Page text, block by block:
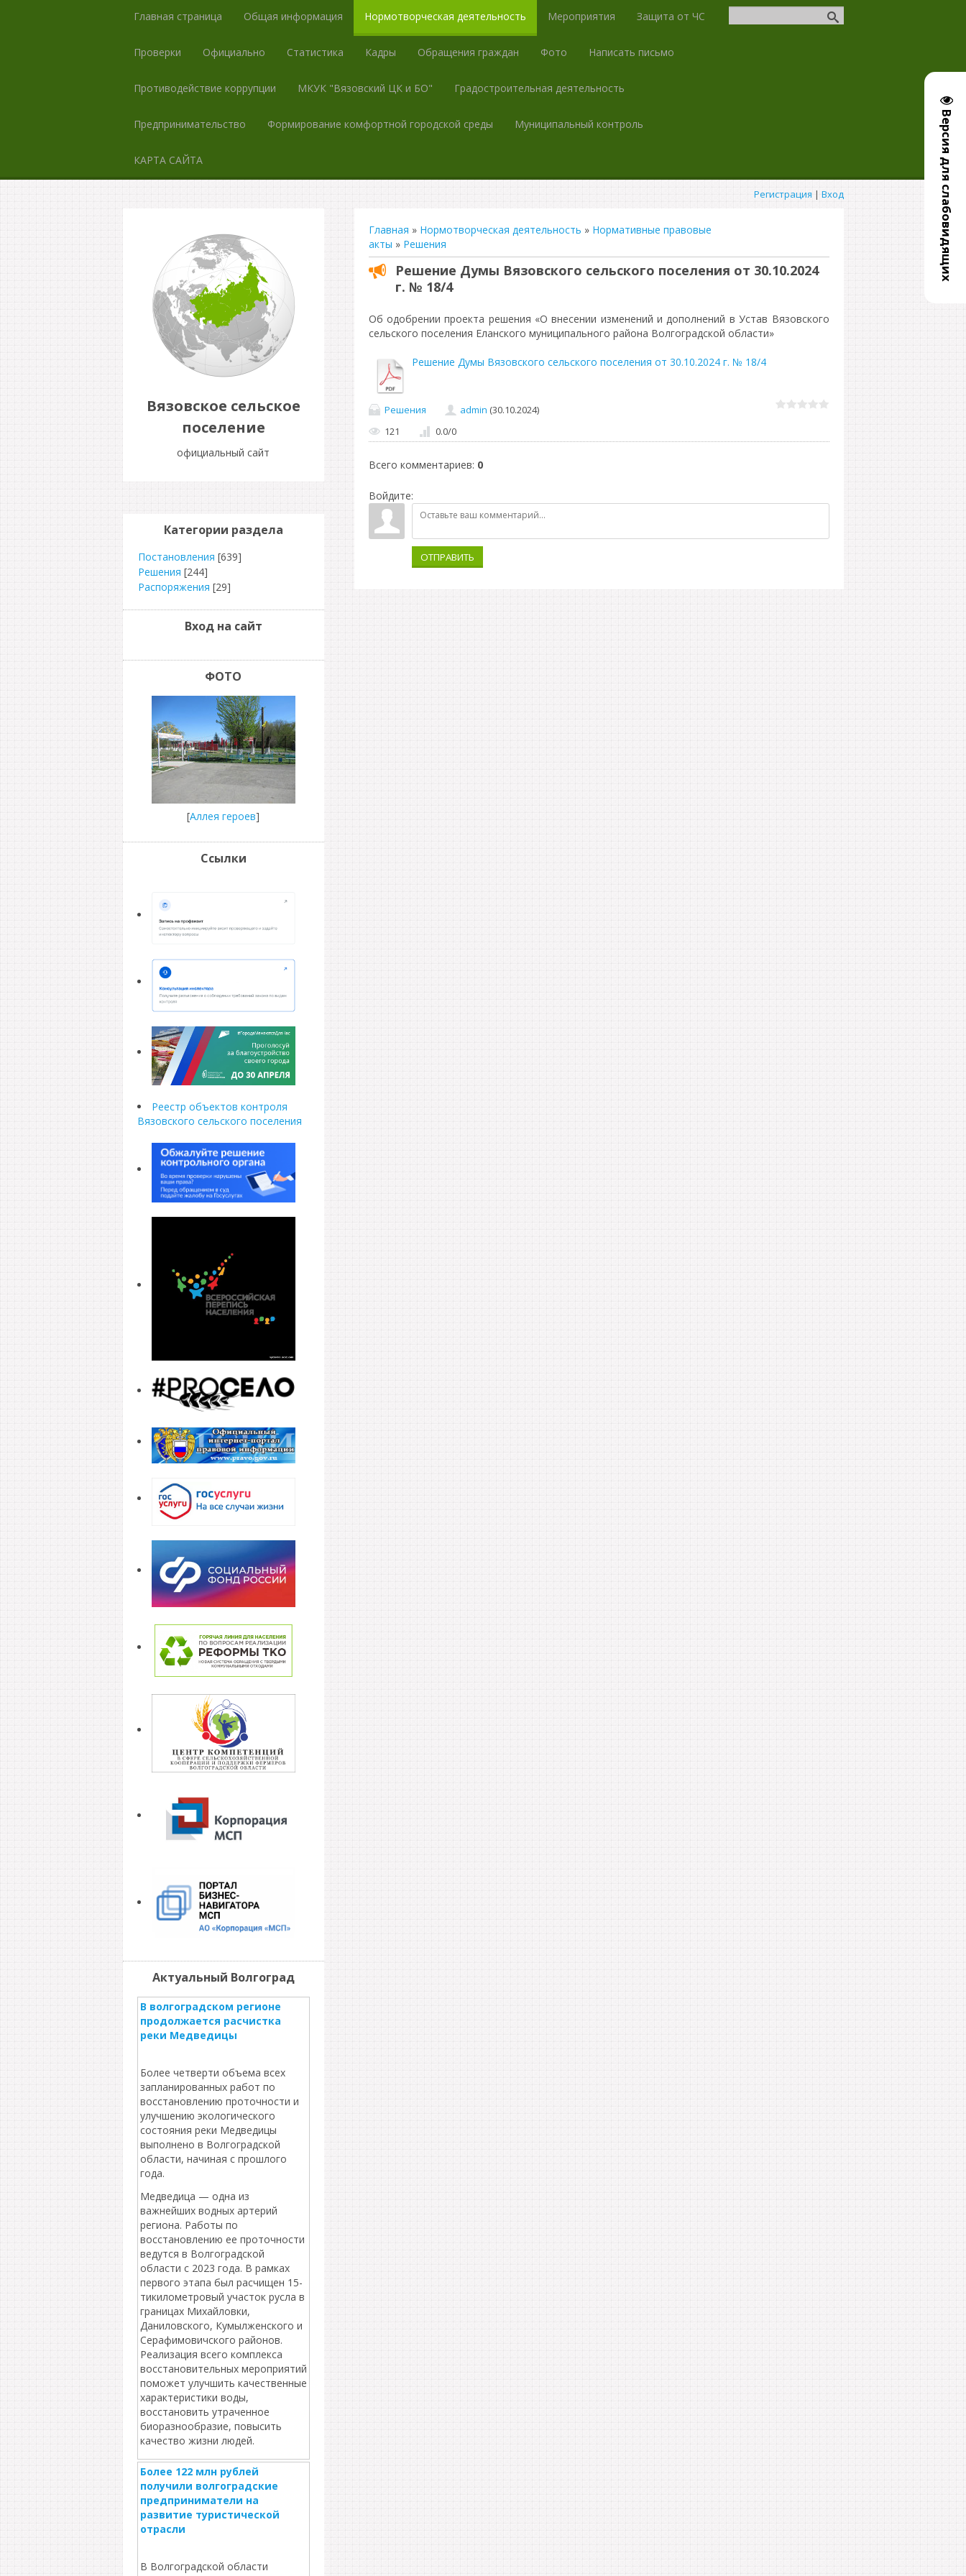
Версия для слабовидящих
Главная страница Общая информация Нормотворческая деятельность Мероприятия Защита от ЧС
Проверки Официально Статистика Кадры Обращения граждан Фото Написать письмо
Противодействие коррупции МКУК "Вязовский ЦК и БО" Градостроительная деятельность
Предпринимательство Формирование комфортной городской среды Муниципальный контроль
КАРТА САЙТА
Регистрация | Вход
Вязовское сельское
поселение
официальный сайт
Главная » Нормотворческая деятельность » Нормативные правовые
акты » Решения
Решение Думы Вязовского сельского поселения от 30.10.2024
г. № 18/4
Об одобрении проекта решения «О внесении изменений и дополнений в Устав Вязовского
сельского поселения Еланского муниципального района Волгоградской области»
Решение Думы Вязовского сельского поселения от 30.10.2024 г. № 18/4
Решения admin (30.10.2024)
121
0.0/0
Всего комментариев: 0
Войдите:
ОТПРАВИТЬ
Категории раздела
Постановления [639]
Решения [244]
Распоряжения [29]
Вход на сайт
ФОТО
[Аллея героев]
Ссылки
Реестр объектов контроля
Вязовского сельского поселения
Актуальный Волгоград
В волгоградском регионе
продолжается расчистка
реки Медведицы
Более четверти объема всех
запланированных работ по
восстановлению проточности и
улучшению экологического
состояния реки Медведицы
выполнено в Волгоградской
области, начиная с прошлого
года.
Медведица — одна из
важнейших водных артерий
региона. Работы по
восстановлению ее проточности
ведутся в Волгоградской
области с 2023 года. В рамках
первого этапа был расчищен 15-
тикилометровый участок русла в
границах Михайловки,
Даниловского, Кумылженского и
Серафимовичского районов.
Реализация всего комплекса
восстановительных мероприятий
поможет улучшить качественные
характеристики воды,
восстановить утраченное
биоразнообразие, повысить
качество жизни людей.
Более 122 млн рублей
получили волгоградские
предприниматели на
развитие туристической
отрасли
В Волгоградской области